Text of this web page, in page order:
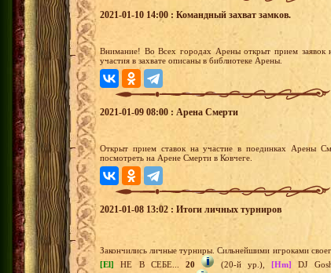
2021-01-10 14:00 : Командный захват замков.
Внимание! Во Всех городах Арены открыт прием заявок
участия в захвате описаны в библиотеке Арены.
2021-01-09 08:00 : Арена Смерти
Открыт прием ставок на участие в поединках Арены
посмотреть на Арене Смерти в Ковчеге.
2021-01-08 13:02 : Итоги личных турниров
Закончились личные турниры. Сильнейшими игроками
[El] НЕ В СЕБЕ... 20 (20-й ур.), [Hm] DJ